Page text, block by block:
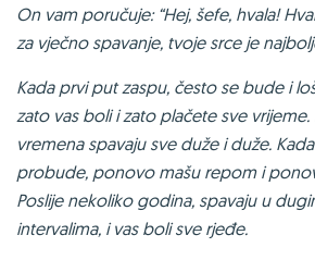
On vam poručuje: “Hej, šefe, hvala!
za vječno spavanje, tvoje srce je
Kada prvi put zaspu, često se bude i
zato vas boli i zato plačete sve
vremena spavaju sve duže i duže.
probude, ponovo mašu repom i
Poslije nekoliko godina, spavaju u
intervalima, i vas boli sve rjeđe.